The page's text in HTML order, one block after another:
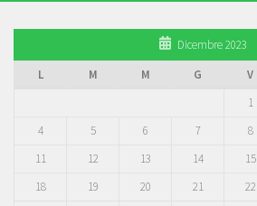
Dicembre 2023
L
M M G V
1
4
5 6 7 8
11
12 13 14 15
18
19 20 21 22